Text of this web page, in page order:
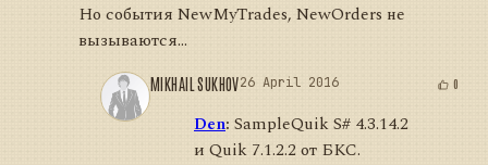
Но события NewMyTrades, NewOrders не
вызываются...
MIKHAIL SUKHOV26 April 2016 0
Den: SampleQuik S# 4.3.14.2
и Quik 7.1.2.2 от БКС.